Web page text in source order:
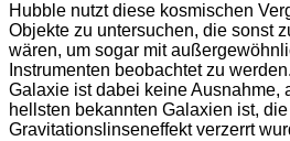
Hubble nutzt diese kosmischen
Objekte zu untersuchen, die sonst
wären, um sogar mit
Instrumenten beobachtet zu
Galaxie ist dabei keine Ausnahme,
hellsten bekannten Galaxien ist,
Gravitationslinseneffekt verzerrt